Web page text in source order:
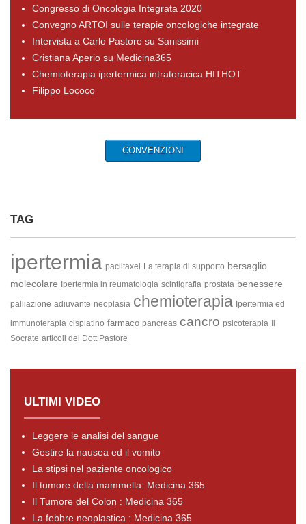
Congresso di Oncologia Integrata 2020
Convegno ARTOI sulle terapie oncologiche integrate
Intervista a Carlo Pastore su Sanissimi
Cristiana Aperio su Medicina365
Chemioterapia ipertermica intratoracica HITHOT
Filippo Lococo
CONVENZIONI
TAG
ipertermia paclitaxel La terapia di supporto bersaglio
molecolare Ipertermia in reumatologia scintigrafia prostata benessere
palliazione adiuvante neoplasia chemioterapia Ipertermia ed
immunoterapia cisplatino farmaco pancreas cancro psicoterapia
Socrate articoli del Dott Pastore
ULTIMI VIDEO
Leggere le analisi del sangue
Gestire la nausea ed il vomito
La stipsi nel paziente oncologico
Il tumore della mammella: Medicina 365
Il Tumore del Colon : Medicina 365
La febbre neoplastica : Medicina 365